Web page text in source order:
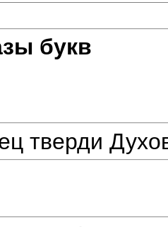
букв
тверди